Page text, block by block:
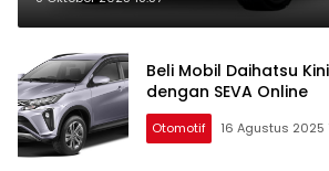
Modern
Beli Mobil Daihatsu
dengan SEVA Online
Otomotif 16 Agustus 2025